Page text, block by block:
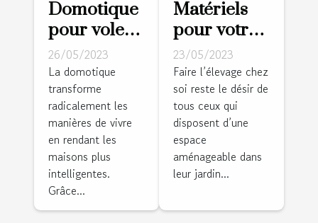
Domotique
pour volets
roulants :
Pourquoi
est-ce un
bon choix ?
26/05/2023
La domotique
transforme
radicalement les
manières de vivre
en rendant les
maisons plus
intelligentes.
Grâce...
Matériels
pour votre
ferme :
Comment
réussir la
réalisation
des clôtures
pour vos
animaux ?
23/05/2023
Faire l’élevage chez
soi reste le désir de
tous ceux qui
disposent d’une
espace
aménageable dans
leur jardin...